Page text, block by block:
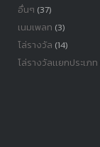
อื่นๆ (37)
เนมเพลท (3)
โล่รางวัล (14)
โล่รางวัลเเยกประเภท